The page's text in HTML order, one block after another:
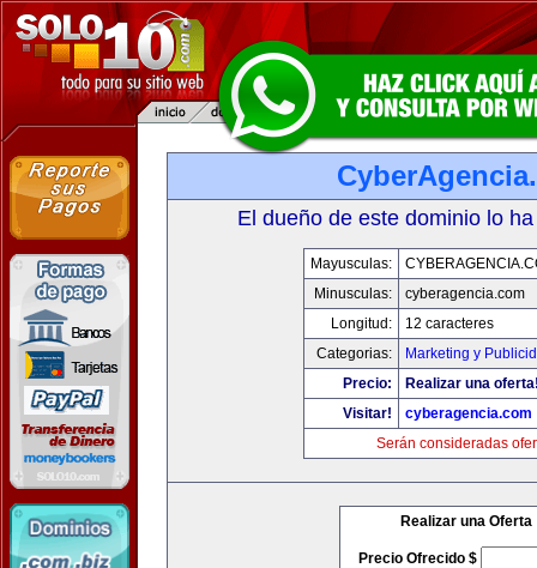
El dueño de este dominio lo
Mayusculas:
Minusculas:
cyberagencia.com
Longitud:
12 caracteres
Categorias:
Marketing y
Precio:
Realizar una
Visitar!
cyberagencia.com
Serán consideradas
Realizar una Oferta
Precio Ofrecido $